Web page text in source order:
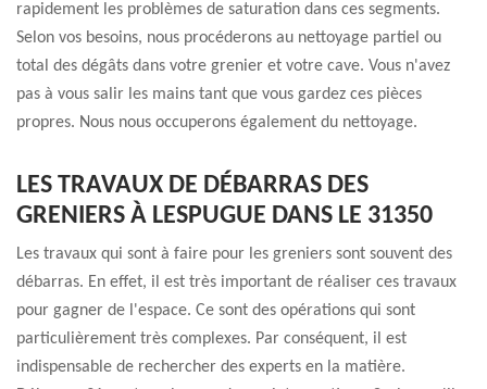
rapidement les problèmes de saturation dans ces segments.
Selon vos besoins, nous procéderons au nettoyage partiel ou
total des dégâts dans votre grenier et votre cave. Vous n'avez
pas à vous salir les mains tant que vous gardez ces pièces
propres. Nous nous occuperons également du nettoyage.
LES TRAVAUX DE DÉBARRAS DES
GRENIERS À LESPUGUE DANS LE 31350
Les travaux qui sont à faire pour les greniers sont souvent des
débarras. En effet, il est très important de réaliser ces travaux
pour gagner de l'espace. Ce sont des opérations qui sont
particulièrement très complexes. Par conséquent, il est
indispensable de rechercher des experts en la matière.